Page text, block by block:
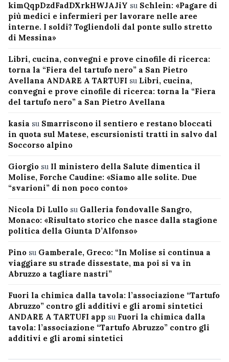
kimQqpDzdFadDXrkHWJAJiY su Schlein: «Pagare di
più medici e infermieri per lavorare nelle aree
interne. I soldi? Togliendoli dal ponte sullo stretto
di Messina»
Libri, cucina, convegni e prove cinofile di ricerca:
torna la “Fiera del tartufo nero” a San Pietro
Avellana ANDARE A TARTUFI su Libri, cucina,
convegni e prove cinofile di ricerca: torna la “Fiera
del tartufo nero” a San Pietro Avellana
kasia su Smarriscono il sentiero e restano bloccati
in quota sul Matese, escursionisti tratti in salvo dal
Soccorso alpino
Giorgio su Il ministero della Salute dimentica il
Molise, Forche Caudine: «Siamo alle solite. Due
“svarioni” di non poco conto»
Nicola Di Lullo su Galleria fondovalle Sangro,
Monaco: «Risultato storico che nasce dalla stagione
politica della Giunta D’Alfonso»
Pino su Gamberale, Greco: “In Molise si continua a
viaggiare su strade dissestate, ma poi si va in
Abruzzo a tagliare nastri”
Fuori la chimica dalla tavola: l’associazione “Tartufo
Abruzzo” contro gli additivi e gli aromi sintetici
ANDARE A TARTUFI app su Fuori la chimica dalla
tavola: l’associazione “Tartufo Abruzzo” contro gli
additivi e gli aromi sintetici